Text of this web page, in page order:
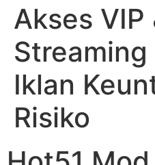
Akses VIP
Streaming
Iklan
Risiko